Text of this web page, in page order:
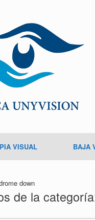
VISUAL BAJA
down
de la